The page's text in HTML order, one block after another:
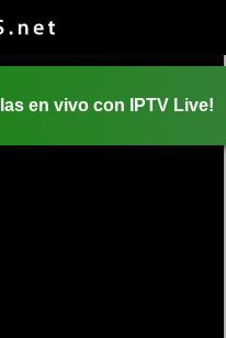
en vivo con IPTV Live!